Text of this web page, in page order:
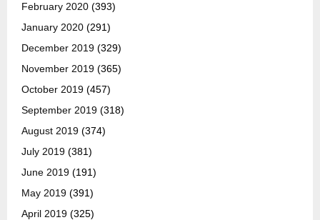
February 2020 (393)
January 2020 (291)
December 2019 (329)
November 2019 (365)
October 2019 (457)
September 2019 (318)
August 2019 (374)
July 2019 (381)
June 2019 (191)
May 2019 (391)
April 2019 (325)